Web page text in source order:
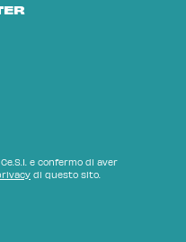
e confermo di aver
di questo sito.